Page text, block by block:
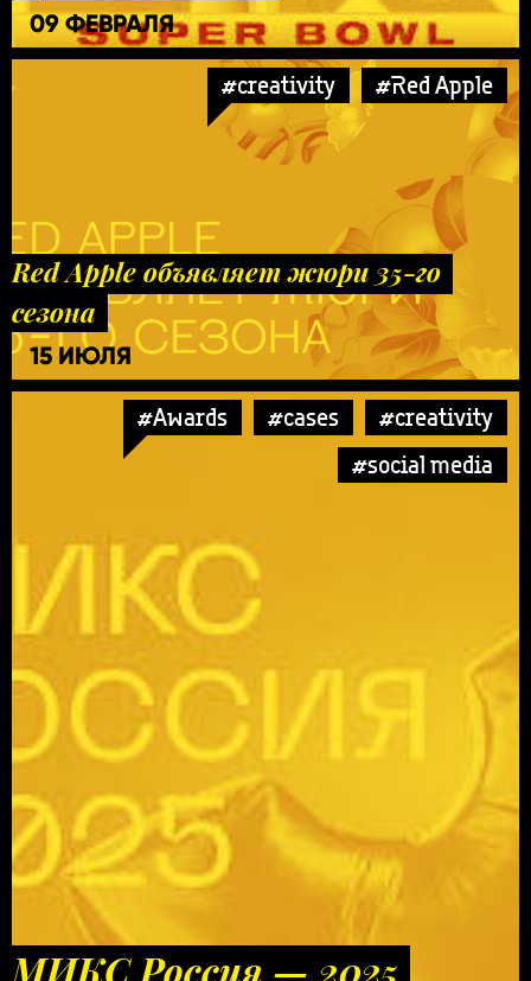
09 ФЕВРАЛЯ
#creativity #Red Apple
Red Apple объявляет жюри 35-го
сезона
15 ИЮЛЯ
#Awards #cases
#creativity
#social media
МИКС Россия — 2025